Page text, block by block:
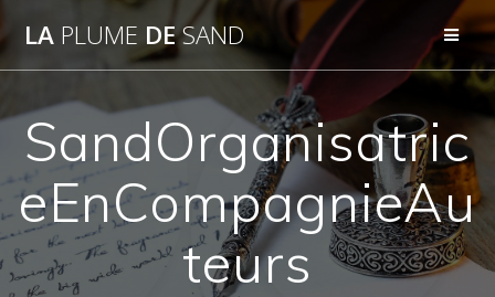
Passer
contenu
LA PLUME DESAND
SandOrganisatric
eEnCompagnieAu
teurs